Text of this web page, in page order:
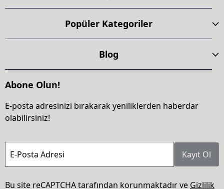
Popüler Kategoriler
Blog
Abone Olun!
E-posta adresinizi bırakarak yeniliklerden haberdar
olabilirsiniz!
E-Posta Adresi Kayıt Ol
Bu site reCAPTCHA tarafından korunmaktadır ve Gizlilik